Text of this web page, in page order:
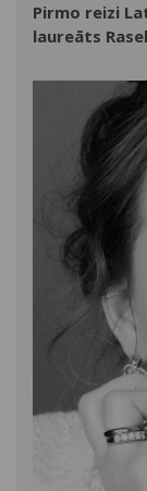
Pirmo reizi
laureāts